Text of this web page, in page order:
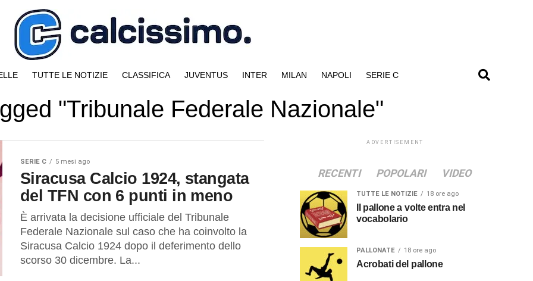
TUTTE LE NOTIZIE CLASSIFICA JUVENTUS INTER MILAN NAPOLI SERIE C
"Tribunale Federale Nazionale"
SERIE C 5 mesi ago
Siracusa Calcio 1924, stangata
del TFN con 6 punti in meno
È arrivata la decisione ufficiale del Tribunale
Federale Nazionale sul caso che ha coinvolto la
Siracusa Calcio 1924 dopo il deferimento dello
scorso 30 dicembre. La...
ADVERTISEMENT
RECENTI POPOLARI VIDEO
TUTTE LE NOTIZIE 18 ore ago
Il pallone a volte entra nel
vocabolario
PALLONATE 18 ore ago
Acrobati del pallone